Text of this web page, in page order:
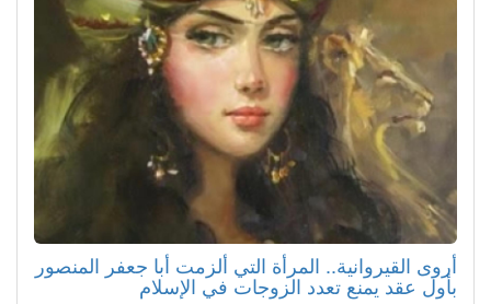
أروى القيروانية.. المرأة التي ألزمت أبا جعفر المنصور
بأول عقد يمنع تعدد الزوجات في الإسلام